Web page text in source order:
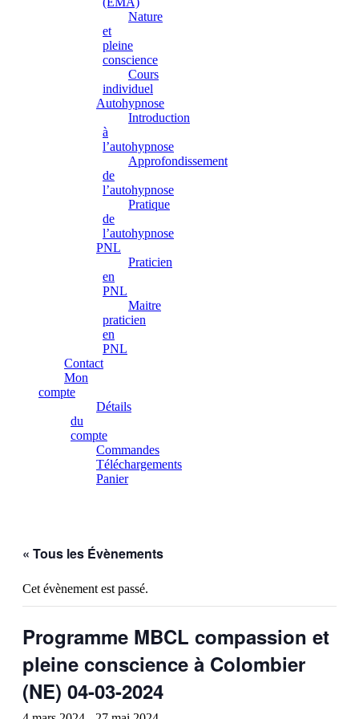
Nature
et
pleine
conscience
Cours
individuel
Autohypnose
Introduction
à
l’autohypnose
Approfondissement
de
l’autohypnose
Pratique
de
l’autohypnose
PNL
Praticien
en
PNL
Maitre
praticien
en
PNL
Contact
Mon
compte
Détails
du
compte
Commandes
Téléchargements
Panier
« Tous les Évènements
Cet évènement est passé.
Programme MBCL compassion et
pleine conscience à Colombier
(NE) 04-03-2024